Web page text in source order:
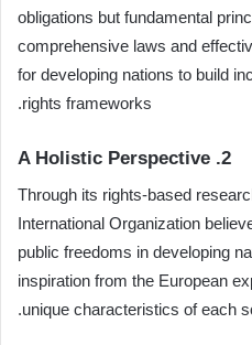
obligations but fundamental
comprehensive laws and
for developing nations to build
rights frameworks.
2. A Holistic Perspective
Through its rights-based
International Organization
public freedoms in developing
inspiration from the European
unique characteristics of each